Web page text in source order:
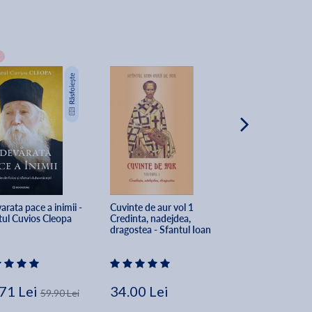
pace a inimii -
Cuvios Cleopa
Lei 59.90 Lei
Cuvinte de aur vol 1
Credinta, nadejdea,
dragostea - Sfantul Ioan
34.00 Lei